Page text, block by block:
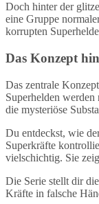
Doch hinter der
eine Gruppe
korrupten
Das Konzept
Das zentrale
Superhelden werden
die mysteriöse
Du entdeckst, wie
Superkräfte
vielschichtig. Sie
Die Serie stellt dir
Kräfte in falsche